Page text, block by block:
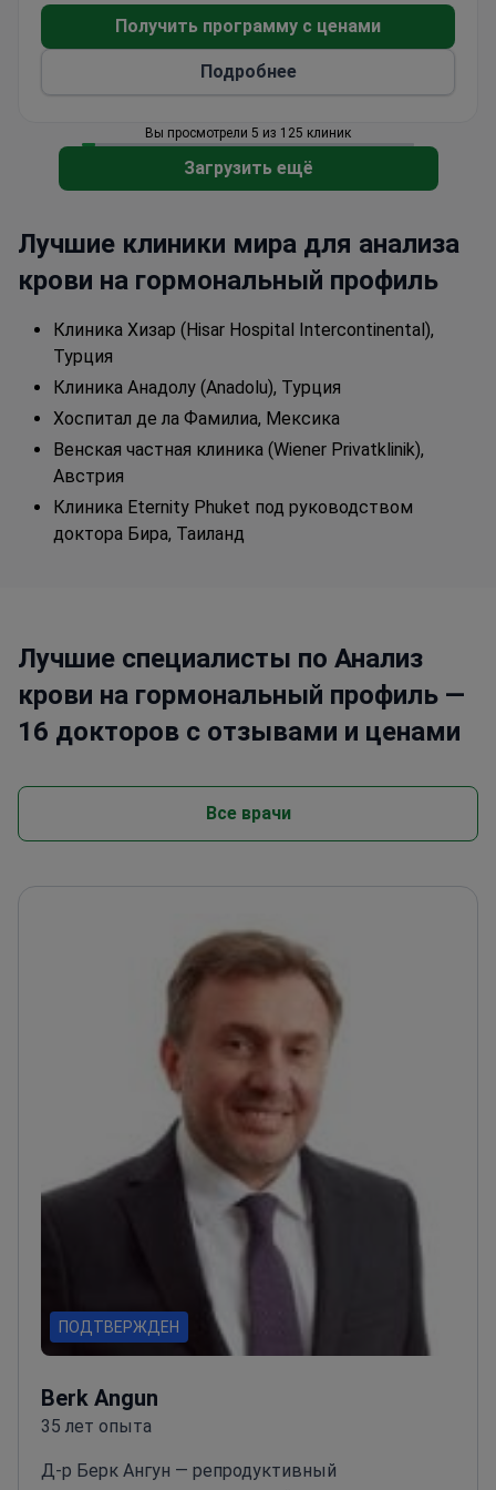
опыт с персонализированным подходом,
предлагая международным пациентам
инновационные методы лечения. Eternity Clinic
Phuket принимает взрослых пациентов и чаще
всего привлекает посетителей из Европы и
стран Содружества, Азии, США, Канады и
Австралии.
Получить программу с ценами
Подробнее
Вы просмотрели 5 из 125 клиник
Загрузить ещё
Лучшие клиники мира для анализа
крови на гормональный профиль
Клиника Хизар (Hisar Hospital Intercontinental),
Турция
Клиника Анадолу (Anadolu), Турция
Хоспитал де ла Фамилиа, Мексика
Венская частная клиника (Wiener Privatklinik),
Австрия
Клиника Eternity Phuket под руководством
доктора Бира, Таиланд
Лучшие специалисты по Анализ
крови на гормональный профиль —
16 докторов с отзывами и ценами
Все врачи
ПОДТВЕРЖДЕН
Berk Angun
35 лет опыта
Д-р Берк Ангун — репродуктивный